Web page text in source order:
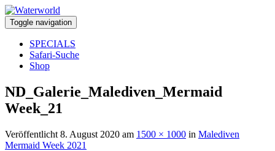
Toggle navigation
SPECIALS
Safari-Suche
Shop
ND_Galerie_Malediven_Mermaid
Week_21
Veröffentlicht 8. August 2020 am 1500 × 1000 in Malediven
Mermaid Week 2021